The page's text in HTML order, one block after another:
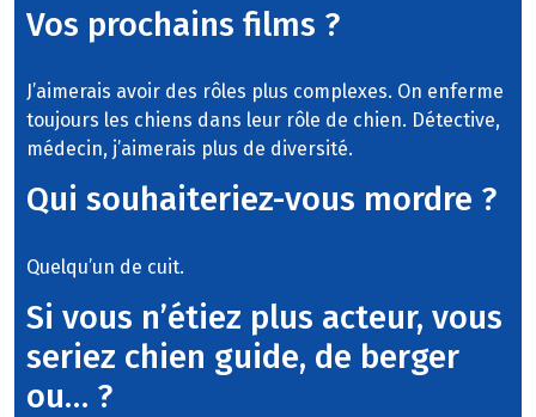
Vos prochains films ?
J’aimerais avoir des rôles plus complexes. On enferme
toujours les chiens dans leur rôle de chien. Détective,
médecin, j’aimerais plus de diversité.
Qui souhaiteriez-vous mordre ?
Quelqu’un de cuit.
Si vous n’étiez plus acteur, vous
seriez chien guide, de berger
ou… ?